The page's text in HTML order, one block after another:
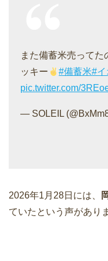
また備蓄米売ってた
ッキー
#備蓄米#
pic.twitter.com/
— SOLEIL
2026年1月28日には、
ていたという声があり